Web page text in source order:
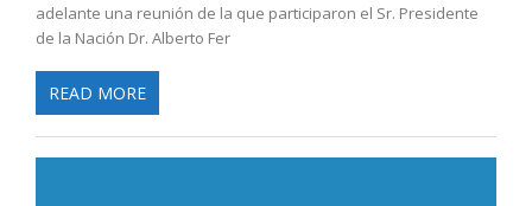
adelante una reunión de la que participaron el Sr. Presidente
de la Nación Dr. Alberto Fer
READ MORE